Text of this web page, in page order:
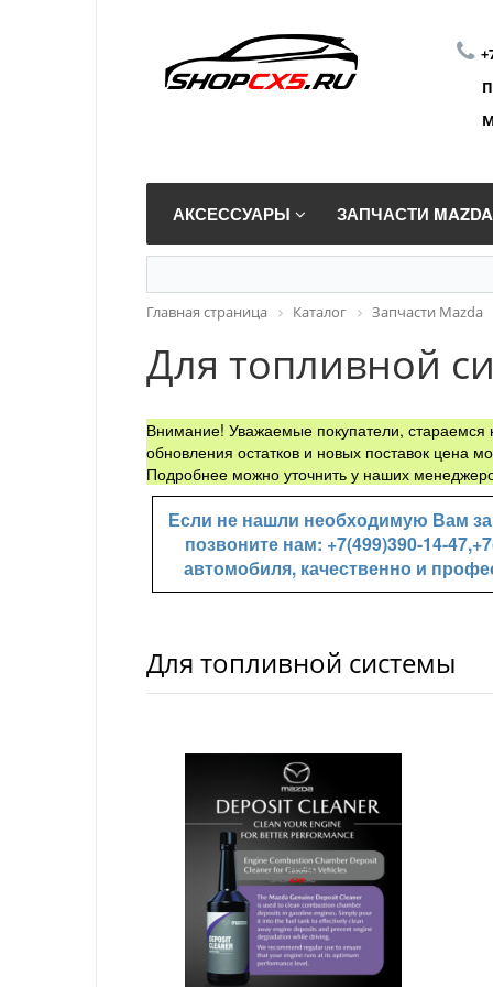
АКСЕССУАРЫ ЗАПЧАСТИ MAZDA
Главная страница Каталог Запчасти Mazda
Для топливной
Внимание! Уважаемые покупатели, стараемся
обновления остатков и новых поставок цена
Подробнее можно уточнить у наших
Если не нашли необходимую Вам
позвоните нам: +7(499)390-14-
автомобиля, качественно и
Для топливной системы